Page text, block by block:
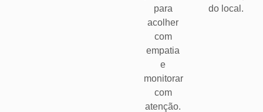
para
acolher
com
empatia
e
monitorar
com
atenção.
do local.